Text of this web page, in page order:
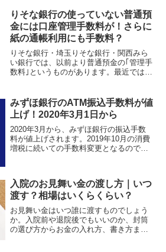
人として知っておきたい席次のマナー。
図解でわかりやすくご紹介...
りそな銀行の使っていない普通預
金には口座管理手数料が！さらに
紙の通帳利用にも手数料？
りそな銀行・埼玉りそな銀行・関西みら
い銀行では、以前より普通預金の｢管理手
数料｣というものがあります。最近では、
で、使っていない口座や、複数ある口座
の整理が必須ではな...
みずほ銀行のATM振込手数料が値
上げ！2020年3月1日から
2020年3月から、みずほ銀行の振込手数
料が値上げされます。2019年10月の消費
増税に続いての手数料変更となるのでご
振り込み（みずほダイレクト・テレホン
バンキング）...
入院のお見舞い金の渡し方｜いつ
渡す？相場はいくらくらい？
お見舞い金はいつ誰に渡すものでしょう
か。入院前や退院後でもいいのか、封筒
の選び方からお金の入れ方、書き方まで